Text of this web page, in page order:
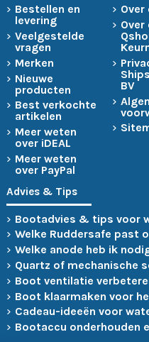
Bestellen en
levering
Veelgestelde
vragen
Merken
Nieuwe
producten
Best verkochte
artikelen
Meer weten
over iDEAL
Meer weten
over PayPal
Over
BV
Advies & Tips
Bootadvies & tips voor
Welke Ruddersafe past
Welke anode heb ik
Quartz of mechanische
Boot ventilatie
Boot klaarmaken voor
Cadeau-ideeën voor
Bootaccu onderhouden